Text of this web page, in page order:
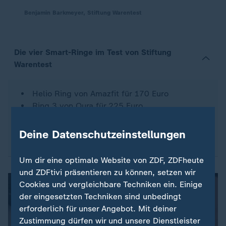
Die vier Smart-Ringe im Test von Stiftung
Warentest
Helio Ring von Amazfit für 170 Euro
Ring 3 von Oura für 225 Euro
Galaxy Ring von Samsung für 399 Euro
Deine Datenschutzeinstellungen
Um dir eine optimale Website von ZDF, ZDFheute
und ZDFtivi präsentieren zu können, setzen wir
Cookies und vergleichbare Techniken ein. Einige
der eingesetzten Techniken sind unbedingt
erforderlich für unser Angebot. Mit deiner
Zustimmung dürfen wir und unsere Dienstleister